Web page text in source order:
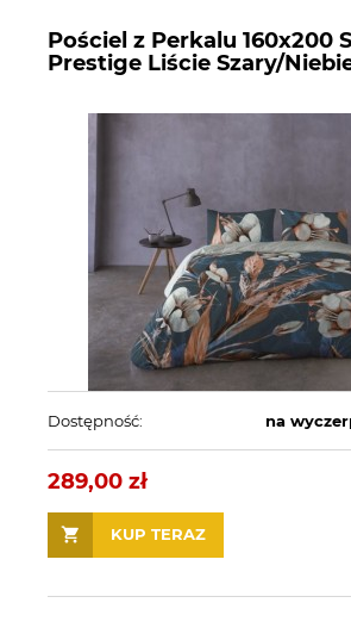
Pościel z Perkalu 160x200
Prestige Liście Szary/
Dostępność: na
289,00 zł
KUP TERAZ